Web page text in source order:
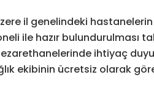
il genelindeki
ile hazır bulundurulması
ihtiyaç
ekibinin ücretsiz olarak